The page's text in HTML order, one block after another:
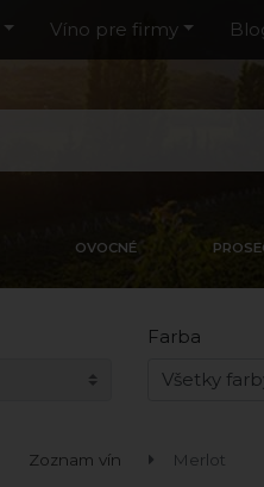
Víno pre firmy
OVOCNÉ
Farba
Zoznam vín Merlot